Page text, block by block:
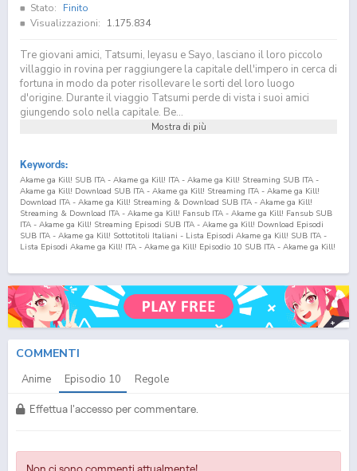
Stato:
Finito
Visualizzazioni:
1.175.834
Tre giovani amici, Tatsumi, Ieyasu e Sayo, lasciano il loro piccolo
villaggio in rovina per raggiungere la capitale dell'impero in cerca di
fortuna in modo da poter risollevare le sorti del loro luogo
d'origine. Durante il viaggio Tatsumi perde di vista i suoi amici
giungendo solo nella capitale. Be...
Mostra di più
Keywords:
Akame ga Kill! SUB ITA - Akame ga Kill! ITA - Akame ga Kill! Streaming SUB ITA -
Akame ga Kill! Download SUB ITA - Akame ga Kill! Streaming ITA - Akame ga Kill!
Download ITA - Akame ga Kill! Streaming & Download SUB ITA - Akame ga Kill!
Streaming & Download ITA - Akame ga Kill! Fansub ITA - Akame ga Kill! Fansub SUB
ITA - Akame ga Kill! Streaming Episodi SUB ITA - Akame ga Kill! Download Episodi
SUB ITA - Akame ga Kill! Sottotitoli Italiani - Lista Episodi Akame ga Kill! SUB ITA -
Lista Episodi Akame ga Kill! ITA - Akame ga Kill! Episodio 10 SUB ITA - Akame ga Kill!
COMMENTI
Anime Episodio 10 Regole
Effettua l'accesso per commentare.
Non ci sono commenti attualmente!